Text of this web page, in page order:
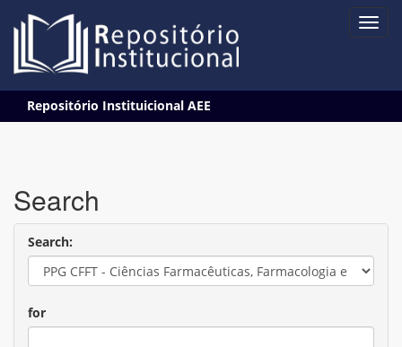
navigation
Repositório Instituicional AEE
Search
Search:
for